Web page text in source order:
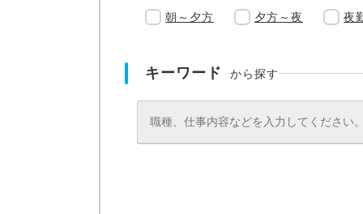
朝～夕方 夕方～夜 夜
キーワード から探す